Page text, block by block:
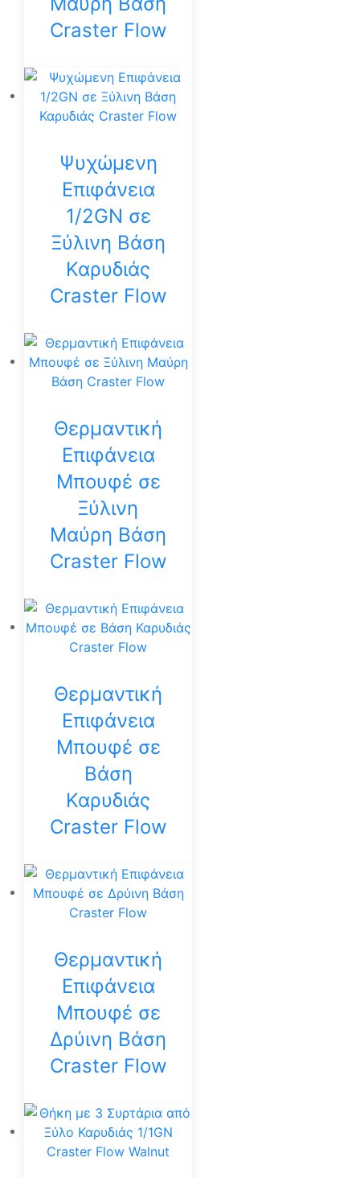
Craster Flow
Ψυχώμενη
Επιφάνεια
1/2GN σε
Ξύλινη Βάση
Καρυδιάς
Craster Flow
Θερμαντική
Επιφάνεια
Μπουφέ σε
Ξύλινη
Μαύρη Βάση
Craster Flow
Θερμαντική
Επιφάνεια
Μπουφέ σε
Βάση
Καρυδιάς
Craster Flow
Θερμαντική
Επιφάνεια
Μπουφέ σε
Δρύινη Βάση
Craster Flow